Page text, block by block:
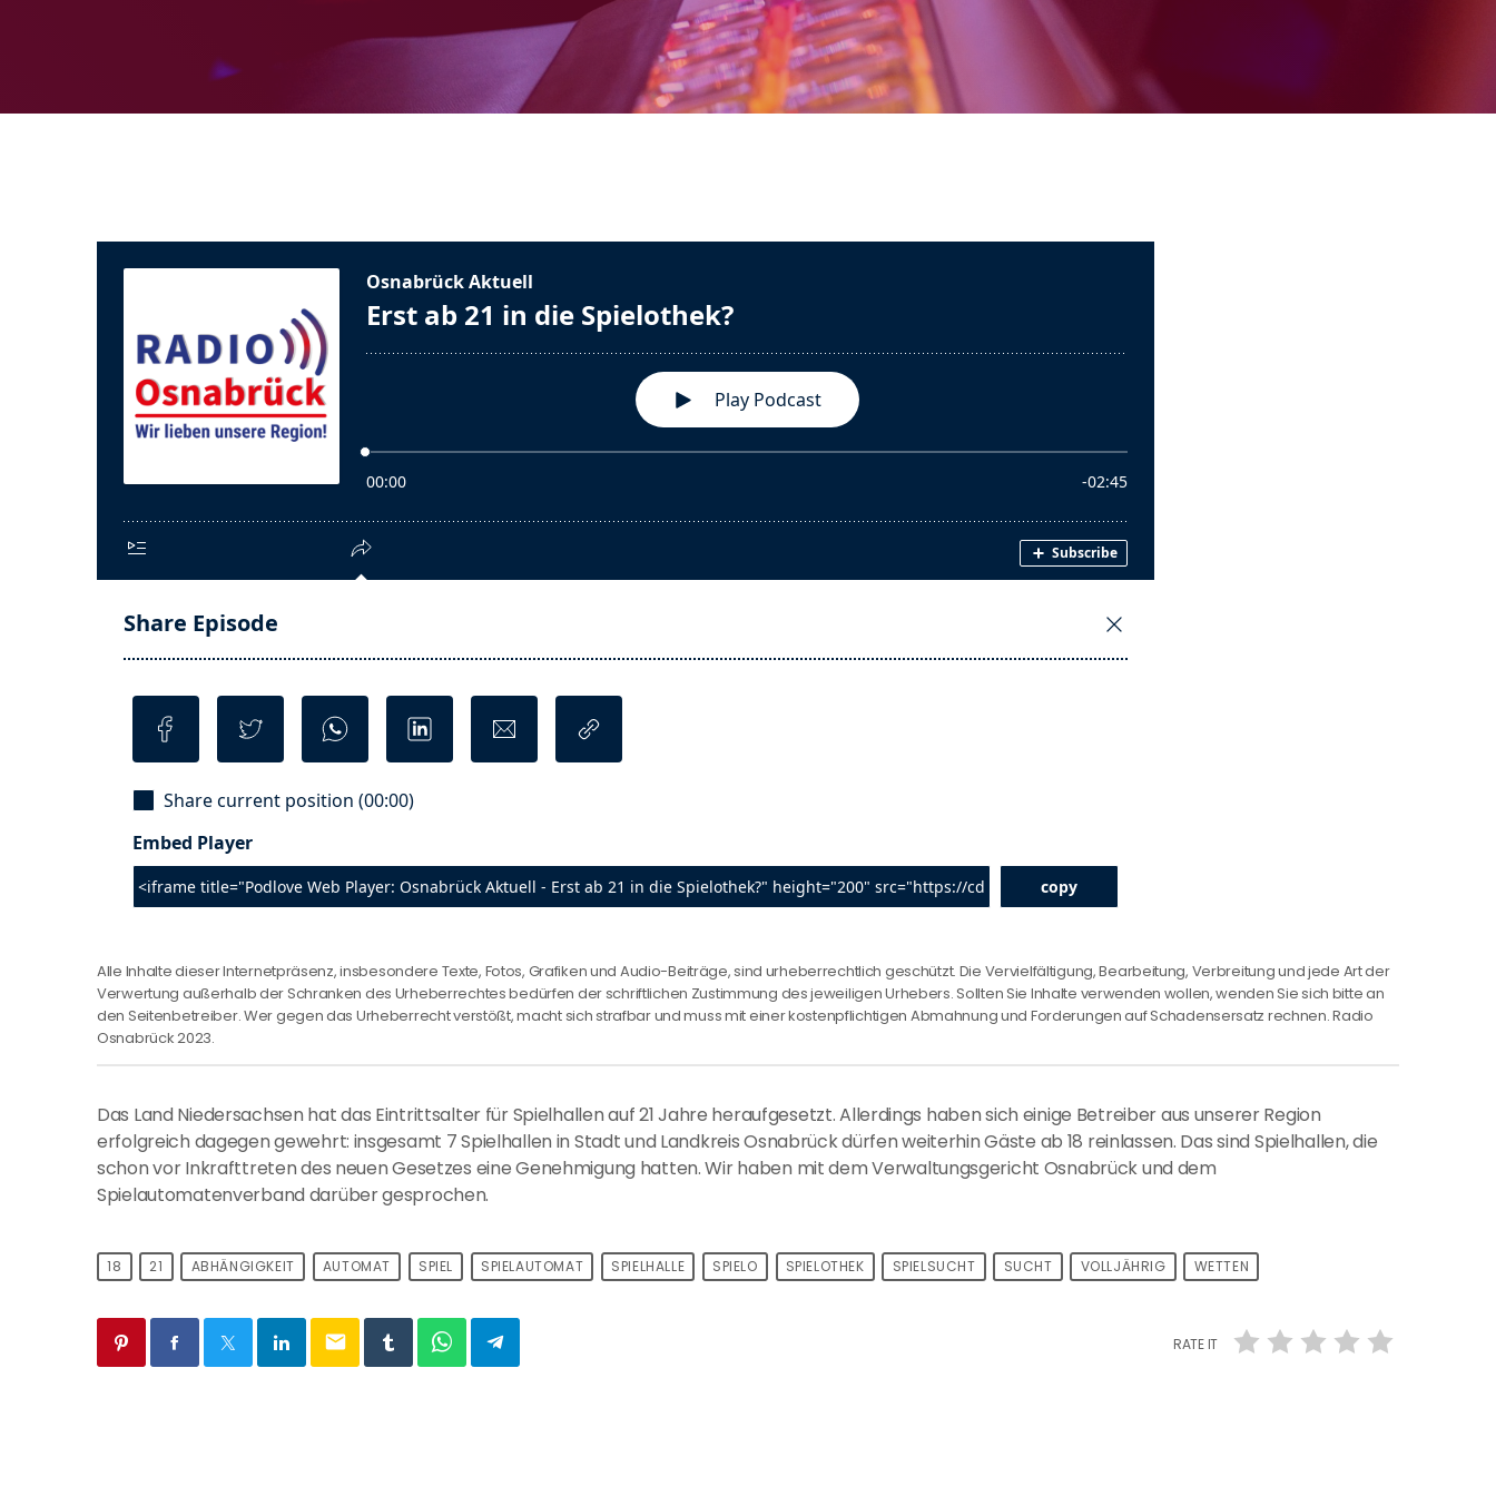
Alle Inhalte dieser Internetpräsenz, insbesondere Texte, Fotos, Grafiken und Audio-Beiträge, sind urheberrechtlich geschützt. Die Vervielfältigung, Bearbeitung, Verbreitung und jede Art der
Verwertung außerhalb der Schranken des Urheberrechtes bedürfen der schriftlichen Zustimmung des jeweiligen Urhebers. Sollten Sie Inhalte verwenden wollen, wenden Sie sich bitte an
den Seitenbetreiber. Wer gegen das Urheberrecht verstößt, macht sich strafbar und muss mit einer kostenpflichtigen Abmahnung und Forderungen auf Schadensersatz rechnen. Radio
Osnabrück 2023.
Das Land Niedersachsen hat das Eintrittsalter für Spielhallen auf 21 Jahre heraufgesetzt. Allerdings haben sich einige Betreiber aus unserer Region
erfolgreich dagegen gewehrt: insgesamt 7 Spielhallen in Stadt und Landkreis Osnabrück dürfen weiterhin Gäste ab 18 reinlassen. Das sind Spielhallen, die
schon vor Inkrafttreten des neuen Gesetzes eine Genehmigung hatten. Wir haben mit dem Verwaltungsgericht Osnabrück und dem
Spielautomatenverband darüber gesprochen.
18 21 ABHÄNGIGKEIT AUTOMAT SPIEL SPIELAUTOMAT SPIELHALLE SPIELO SPIELOTHEK SPIELSUCHT SUCHT VOLLJÄHRIG WETTEN
email RATE IT